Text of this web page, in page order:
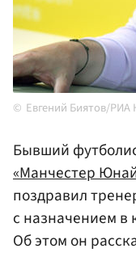
Евгений Биятов/РИА
Бывший
«Манчестер
поздравил
с назначением в
Об этом он